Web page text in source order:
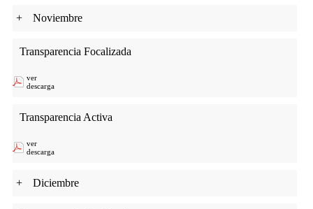
+ Noviembre
Transparencia Focalizada
ver
descarga
Transparencia Activa
ver
descarga
+ Diciembre